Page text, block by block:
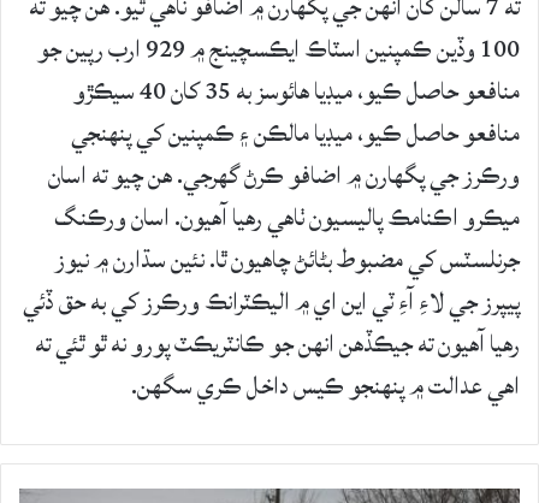
100 وڏين ڪمپنين اسٽاڪ ايڪسچينج ۾ 929 ارب رپين جو
منافعو حاصل ڪيو، ميڊيا هائوسز به 35 کان 40 سيڪڙو
منافعو حاصل ڪيو، ميڊيا مالڪن ۽ ڪمپنين کي پنهنجي
ورڪرز جي پگهارن ۾ اضافو ڪرڻ گهرجي. هن چيو ته اسان
ميڪرو اڪنامڪ پاليسيون ٺاهي رهيا آهيون. اسان ورڪنگ
جرنلسٽس کي مضبوط بڻائڻ چاهيون ٿا. نئين سڌارن ۾ نيوز
پيپرز جي لاءِ آءِ ٽي اين اي ۾ اليڪٽرانڪ ورڪرز کي به حق ڏئي
رهيا آهيون ته جيڪڏهن انهن جو ڪانٽريڪٽ پورو نه ٿو ٿئي ته
اهي عدالت ۾ پنهنجو ڪيس داخل ڪري سگهن.